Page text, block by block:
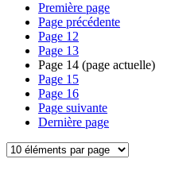
Première page
Page précédente
Page 12
Page 13
Page 14 (page actuelle)
Page 15
Page 16
Page suivante
Dernière page